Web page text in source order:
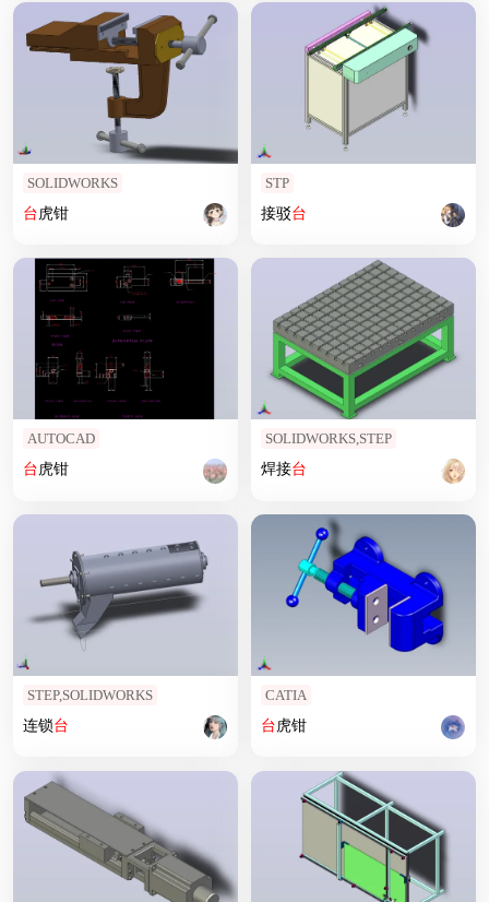
SOLIDWORKS
台虎钳
STP
接驳台
AUTOCAD
台虎钳
SOLIDWORKS,STEP
焊接台
STEP,SOLIDWORKS
连锁台
CATIA
台虎钳